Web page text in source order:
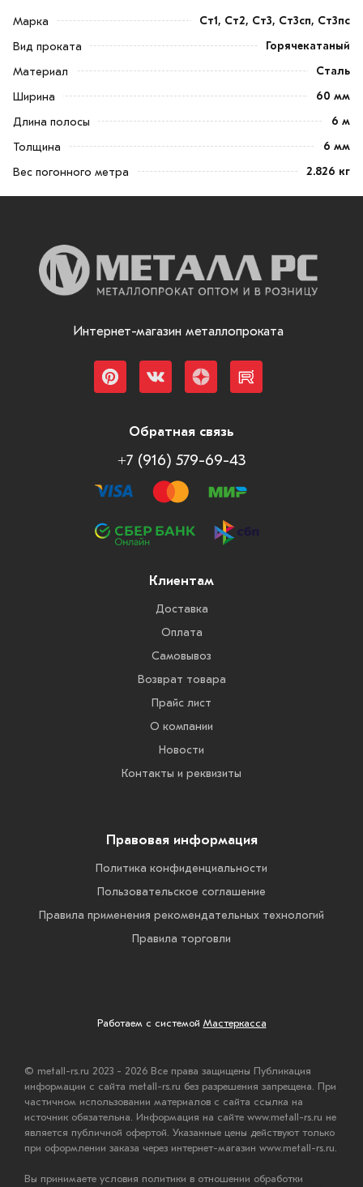
Марка
Ст1, Ст2, Ст3, Ст3сп, Ст3пс
Вид проката
Горячекатаный
Материал
Сталь
Ширина
60 мм
Длина полосы
6 м
Толщина
6 мм
Вес погонного метра
2.826 кг
Интернет-магазин металлопроката
Обратная связь
+7 (916) 579-69-43
Клиентам
Доставка
Оплата
Самовывоз
Возврат товара
Прайс лист
О компании
Новости
Контакты и реквизиты
Правовая информация
Политика конфиденциальности
Пользовательское соглашение
Правила применения рекомендательных технологий
Правила торговли
Работаем с системой Мастеркасса
© metall-rs.ru 2023 - 2026 Все права защищены Публикация
информации с сайта metall-rs.ru без разрешения запрещена. При
частичном использовании материалов с сайта ссылка на
источник обязательна. Информация на сайте www.metall-rs.ru не
является публичной офертой. Указанные цены действуют только
при оформлении заказа через интернет-магазин www.metall-rs.ru.
Вы принимаете условия политики в отношении обработки